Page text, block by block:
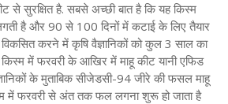
से सुरक्षित है. सबसे अच्छी बात है कि यह किस्म
है और 90 से 100 दिनों में कटाई के लिए तैयार
विकसित करने में कृषि वैज्ञानिकों को कुल 3 साल का
किस्म में फरवरी के आखिर में माहू कीट यानी एफिड
के मुताबिक सीजेडसी-94 जीरे की फसल माहू
में फरवरी से अंत तक फल लगना शुरू हो जाता है